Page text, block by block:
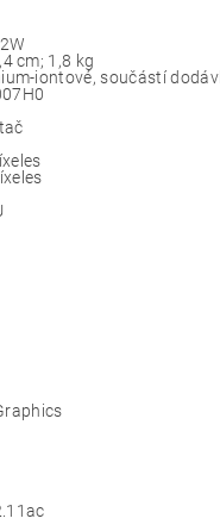
cm; 1,8 kg
iontové, součástí